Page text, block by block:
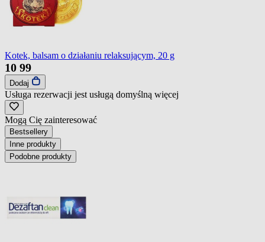
Kotek, balsam o działaniu relaksującym, 20 g
10 99
Dodaj
Usługa rezerwacji jest usługą domyślną więcej
Mogą Cię zainteresować
Bestsellery
Inne produkty
Podobne produkty